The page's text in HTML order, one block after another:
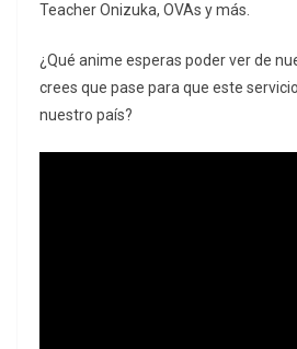
Teacher Onizuka, OVAs y más.
¿Qué anime esperas poder ver de
crees que pase para que este
nuestro país?